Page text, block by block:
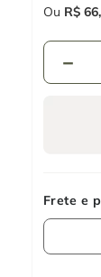
Ou R$ 66,
－